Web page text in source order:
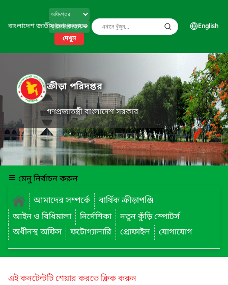
বাংলাদেশ জাতীয় তথ্য বাতায়ন
দেখুন
English
ক্রীড়া পরিদপ্তর
গণপ্রজাতন্ত্রী বাংলাদেশ সরকার
মেনু নির্বাচন করুন
আমাদের সম্পর্কে
বার্ষিক ক্রীড়াপঞ্জি
আইন ও বিধিমালা
নির্দেশিকা
নতুন কুঁড়ি স্পোটর্স
অধীনস্থ অফিস
ফটোগ্যালারি প্রোফাইল যোগাযোগ
এই কনটেন্টটি শেয়ার করতে ক্লিক করুন